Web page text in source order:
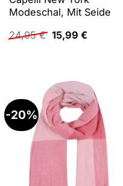
Modeschal, Mit Seide
24,95€ Ursprünglicher
Preis
15,99 €Aktueller
-20%